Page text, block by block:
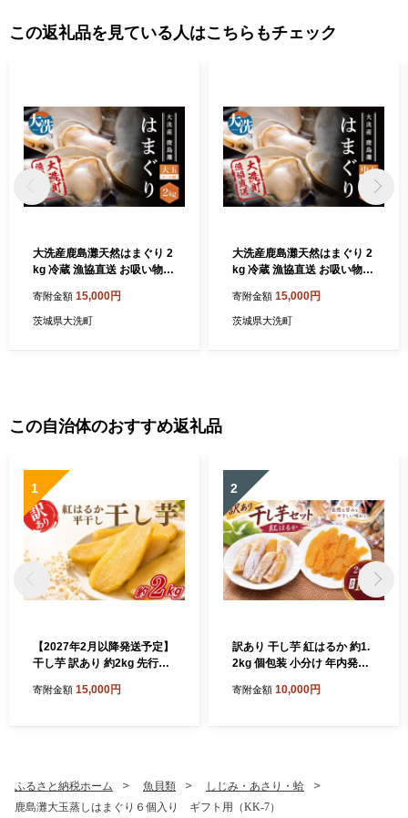
この返礼品を見ている人はこちらもチェック
大洗産鹿島灘天然はまぐり 2
kg 冷蔵 漁協直送 お吸い物
介類 大洗産 天然 はまぐり
寄附金額 15,000円
茨城県大洗町
大洗産鹿島灘天然はまぐり 2
kg 冷蔵 漁協直送 お吸い物
介類 大洗産 天然 はまぐり
寄附金額 15,000円
茨城県大洗町
この自治体のおすすめ返礼品
1
【2027年2月以降発送予定】
干し芋 訳あり 約2kg 先行予
干し芋 干しいも さつまいも
嶋市
寄附金額 15,000円
2
訳あり 干し芋 紅はるか 約1.
2kg 個包装 小分け 年内発送
し芋 ほしいも 食べ比べ 冷蔵
ギフト プレゼント 10000円
1万円 ふるさと納税 茨城県
寄附金額 10,000円
ふるさと納税ホーム 魚貝類
しじみ・あさり・蛤
鹿島灘大玉蒸しはまぐり６個入り ギフト用（KK-7）